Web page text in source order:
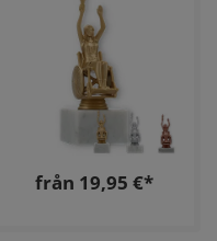
från 19,95 €*